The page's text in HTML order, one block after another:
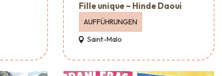
Fille unique – Hinde Daoui
AUFFÜHRUNGEN
Saint-Malo